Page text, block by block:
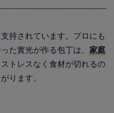
持されています。プロにも
た實光が作る包丁は、 家庭
トレスなく食材が切れるの
ります。